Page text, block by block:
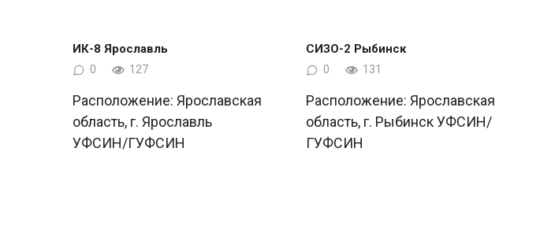
ИК-8 Ярославль
0 127
Расположение: Ярославская
область, г. Ярославль
УФСИН/ГУФСИН
СИЗО-2 Рыбинск
0 131
Расположение: Ярославская
область, г. Рыбинск УФСИН/
ГУФСИН